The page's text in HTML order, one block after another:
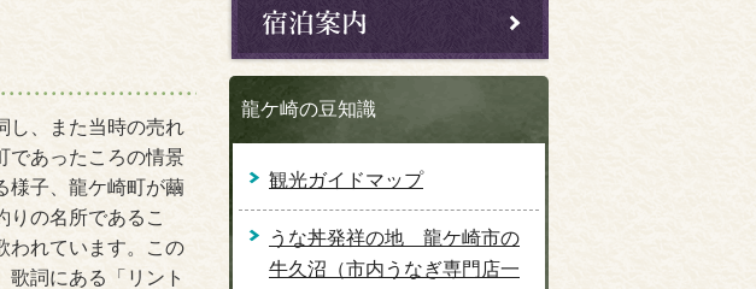
し、また当時の売れ
であったころの情景
様子、龍ケ崎町が繭
りの名所であるこ
われています。この
詞にある「リント
龍ケ崎の豆知識
観光ガイドマップ
うな丼発祥の地 龍ケ崎市の
牛久沼（市内うなぎ専門店一